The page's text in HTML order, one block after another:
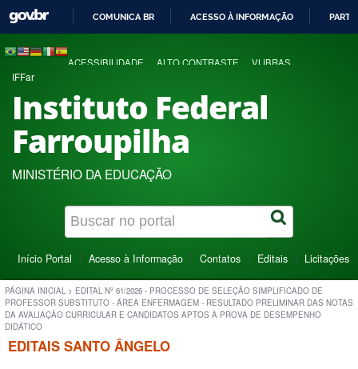
COMUNICA BR ACESSO À INFORMAÇÃO
ACESSIBILIDADE ALTO CONTRASTE VLIBRAS
IFFar
Instituto Federal
Farroupilha
MINISTÉRIO DA EDUCAÇÃO
Início Portal Acesso à Informação Contatos Editais Licitações
PÁGINA INICIAL > EDITAL Nº 61/2026 - PROCESSO DE SELEÇÃO SIMPLIFICADO DE
PROFESSOR SUBSTITUTO - ÁREA ENFERMAGEM - RESULTADO PRELIMINAR DAS NOTAS
DA AVALIAÇÃO CURRICULAR E CANDIDATOS APTOS À PROVA DE DESEMPENHO
DIDÁTICO
EDITAIS SANTO ÂNGELO